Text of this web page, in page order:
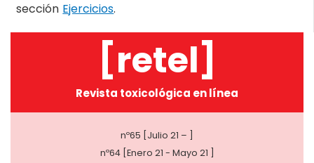
sección Ejercicios.
[retel]
Revista toxicológica en línea
nº65 [Julio 21 – ]
nº64 [Enero 21 - Mayo 21 ]